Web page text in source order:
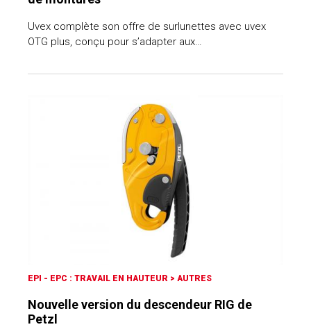
Uvex complète son offre de surlunettes avec uvex
OTG plus, conçu pour s’adapter aux…
EPI - EPC : TRAVAIL EN HAUTEUR > AUTRES
Nouvelle version du descendeur RIG de
Petzl